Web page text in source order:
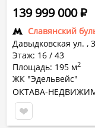
Славянский
Давыдковская ул. , 3
Этаж: 16 / 43
Площадь: 195 м2
ЖК "Эдельвейс"
139 999 000Р
ОКТАВА-